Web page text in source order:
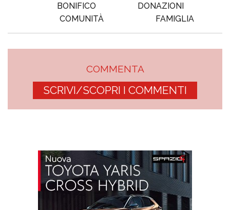
BONIFICO
DONAZIONI
COMUNITÀ
FAMIGLIA
COMMENTA
SCRIVI/SCOPRI I COMMENTI